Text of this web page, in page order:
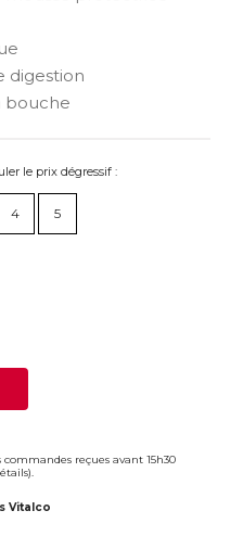
digestion
bouche
le prix dégressif :
4 5
reçues avant 15h30
).
Vitalco